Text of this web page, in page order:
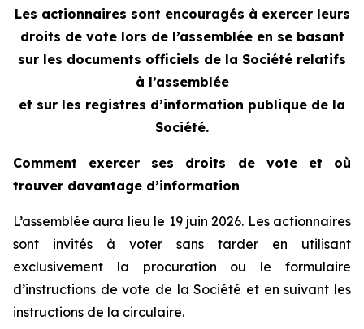
Les actionnaires sont encouragés à exercer leurs
droits de vote lors de l’assemblée en se basant
sur les documents officiels de la Société relatifs
à l’assemblée
et sur les registres d’information publique de la
Société.
Comment exercer ses droits de vote et où
trouver davantage d’information
L’assemblée aura lieu le 19 juin 2026. Les actionnaires
sont invités à voter sans tarder en utilisant
exclusivement la procuration ou le formulaire
d’instructions de vote de la Société et en suivant les
instructions de la circulaire.